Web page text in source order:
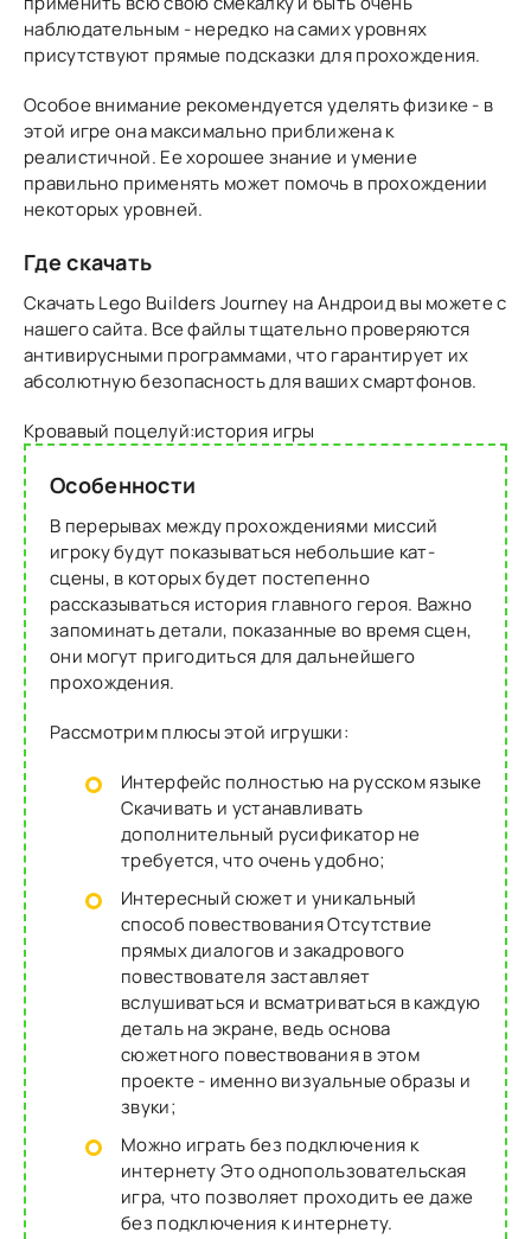
наблюдательным - нередко на самих уровнях
присутствуют прямые подсказки для прохождения.
Особое внимание рекомендуется уделять физике - в
этой игре она максимально приближена к
реалистичной. Ее хорошее знание и умение
правильно применять может помочь в прохождении
некоторых уровней.
Где скачать
Скачать Lego Builders Journey на Андроид вы можете с
нашего сайта. Все файлы тщательно проверяются
антивирусными программами, что гарантирует их
абсолютную безопасность для ваших смартфонов.
Кровавый поцелуй:история игры
Особенности
В перерывах между прохождениями миссий
игроку будут показываться небольшие кат-
сцены, в которых будет постепенно
рассказываться история главного героя. Важно
запоминать детали, показанные во время сцен,
они могут пригодиться для дальнейшего
прохождения.
Рассмотрим плюсы этой игрушки:
Интерфейс полностью на русском языке
Скачивать и устанавливать
дополнительный русификатор не
требуется, что очень удобно;
Интересный сюжет и уникальный
способ повествования Отсутствие
прямых диалогов и закадрового
повествователя заставляет
вслушиваться и всматриваться в каждую
деталь на экране, ведь основа
сюжетного повествования в этом
проекте - именно визуальные образы и
звуки;
Можно играть без подключения к
интернету Это однопользовательская
игра, что позволяет проходить ее даже
без подключения к интернету.